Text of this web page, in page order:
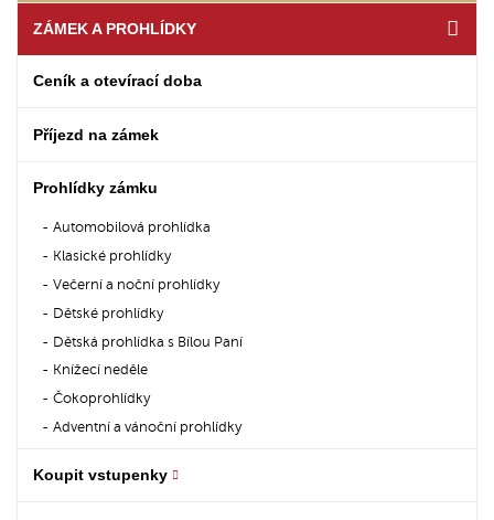
ZÁMEK A PROHLÍDKY
Ceník a otevírací doba
Příjezd na zámek
Prohlídky zámku
Automobilová prohlídka
Klasické prohlídky
Večerní a noční prohlídky
Dětské prohlídky
Dětská prohlídka s Bílou Paní
Knížecí neděle
Čokoprohlídky
Adventní a vánoční prohlídky
Koupit vstupenky